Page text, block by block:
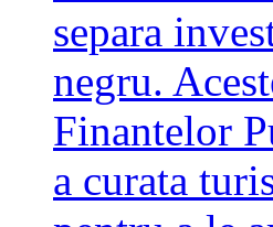
separa
negru.
Finantelor
a curata